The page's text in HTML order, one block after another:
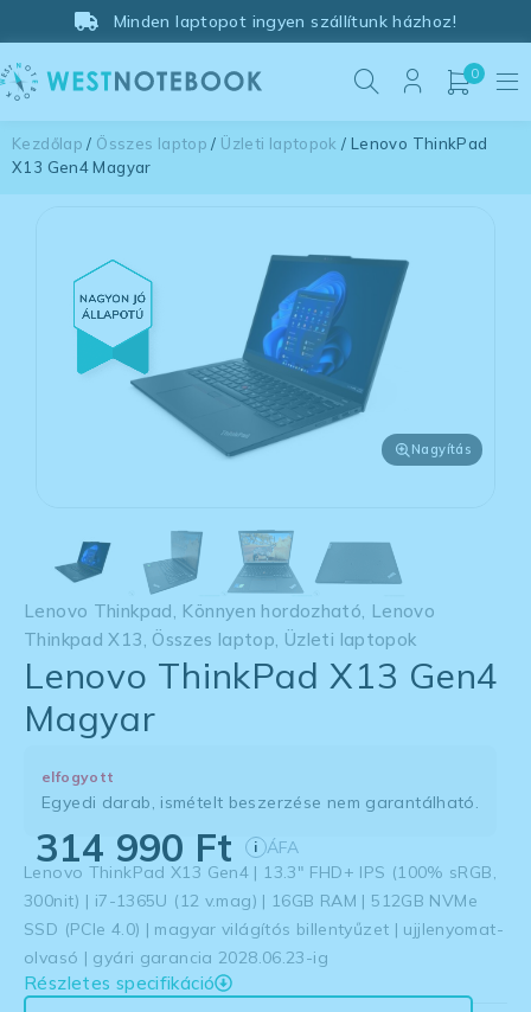
Minden laptopot ingyen szállítunk házhoz!
0
Kezdőlap / Összes laptop / Üzleti laptopok / Lenovo ThinkPad
X13 Gen4 Magyar
Nagyítás
Lenovo Thinkpad Könnyen hordozható Lenovo
Thinkpad X13 Összes laptop Üzleti laptopok
Lenovo ThinkPad X13 Gen4
Magyar
elfogyott
Egyedi darab, ismételt beszerzése nem garantálható.
314 990 Ft i ÁFA
Lenovo ThinkPad X13 Gen4 | 13.3″ FHD+ IPS (100% sRGB,
300nit) | i7-1365U (12 v.mag) | 16GB RAM | 512GB NVMe
SSD (PCIe 4.0) | magyar világítós billentyűzet | ujjlenyomat-
olvasó | gyári garancia 2028.06.23-ig
Részletes specifikáció